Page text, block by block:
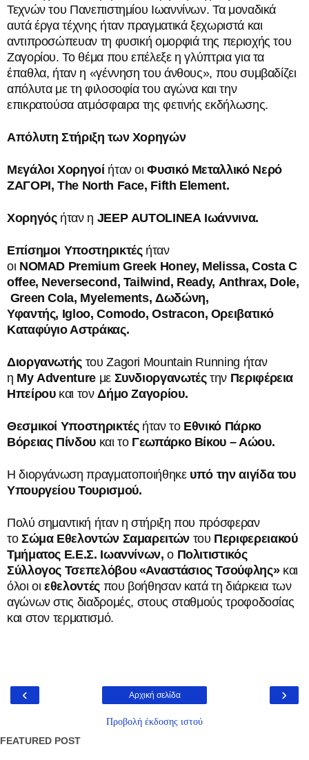
Τεχνών του Πανεπιστημίου Ιωαννίνων. Τα μοναδικά
αυτά έργα τέχνης ήταν πραγματικά ξεχωριστά και
αντιπροσώπευαν τη φυσική ομορφιά της περιοχής του
Ζαγορίου. Το θέμα που επέλεξε η γλύπτρια για τα
έπαθλα, ήταν η «γέννηση του άνθους», που συμβαδίζει
απόλυτα με τη φιλοσοφία του αγώνα και την
επικρατούσα ατμόσφαιρα της φετινής εκδήλωσης.
Απόλυτη Στήριξη των Χορηγών
Μεγάλοι Χορηγοίήταν οιΦυσικό Μεταλλικό Νερό
ΖΑΓΟΡΙ,The North Face, Fifth Element.
Χορηγός ήταν η JEEP AUTOLINEAΙωάννινα.
Επίσημοι Υποστηρικτέςήταν
οι NOMAD Premium Greek Honey, Melissa, Costa C
offee, Neversecond , Tailwind , Ready, Anthrax, Dole,
Green Cola, Myelements, Δωδώνη,
Υφαντής, Igloo,Comodo,Ostracon, Ορειβατικό
Καταφύγιο Αστράκας.
Διοργανωτής του Zagori Mountain Running ήταν
η My AdventureμεΣυνδιοργανωτέςτην Περιφέρεια
Ηπείρου και τονΔήμο Ζαγορίου.
Θεσμικοί Υποστηρικτέςήταν το Εθνικό Πάρκο
Βόρειας Πίνδου και τοΓεωπάρκο Βίκου – Αώου.
Η διοργάνωση πραγματοποιήθηκε υπό την αιγίδα του
Υπουργείου Τουρισμού.
Πολύ σημαντική ήταν η στήριξη που πρόσφεραν
το Σώμα Εθελοντών Σαμαρειτώντου Περιφερειακού
Τμήματος Ε.Ε.Σ. Ιωαννίνων, ο Πολιτιστικός
Σύλλογος Τσεπελόβου «Αναστάσιος Τσούφλης» και
όλοι οιεθελοντές που βοήθησαν κατά τη διάρκεια των
αγώνων στις διαδρομές, στους σταθμούς τροφοδοσίας
και στον τερματισμό.
‹ ›
Αρχική σελίδα
Προβολή έκδοσης ιστού
FEATURED POST